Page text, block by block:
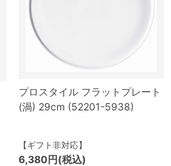
プロスタイル フラットプレート
(渦) 29cm (52201-5938)
【ギフト非対応】
6,380円(税込)